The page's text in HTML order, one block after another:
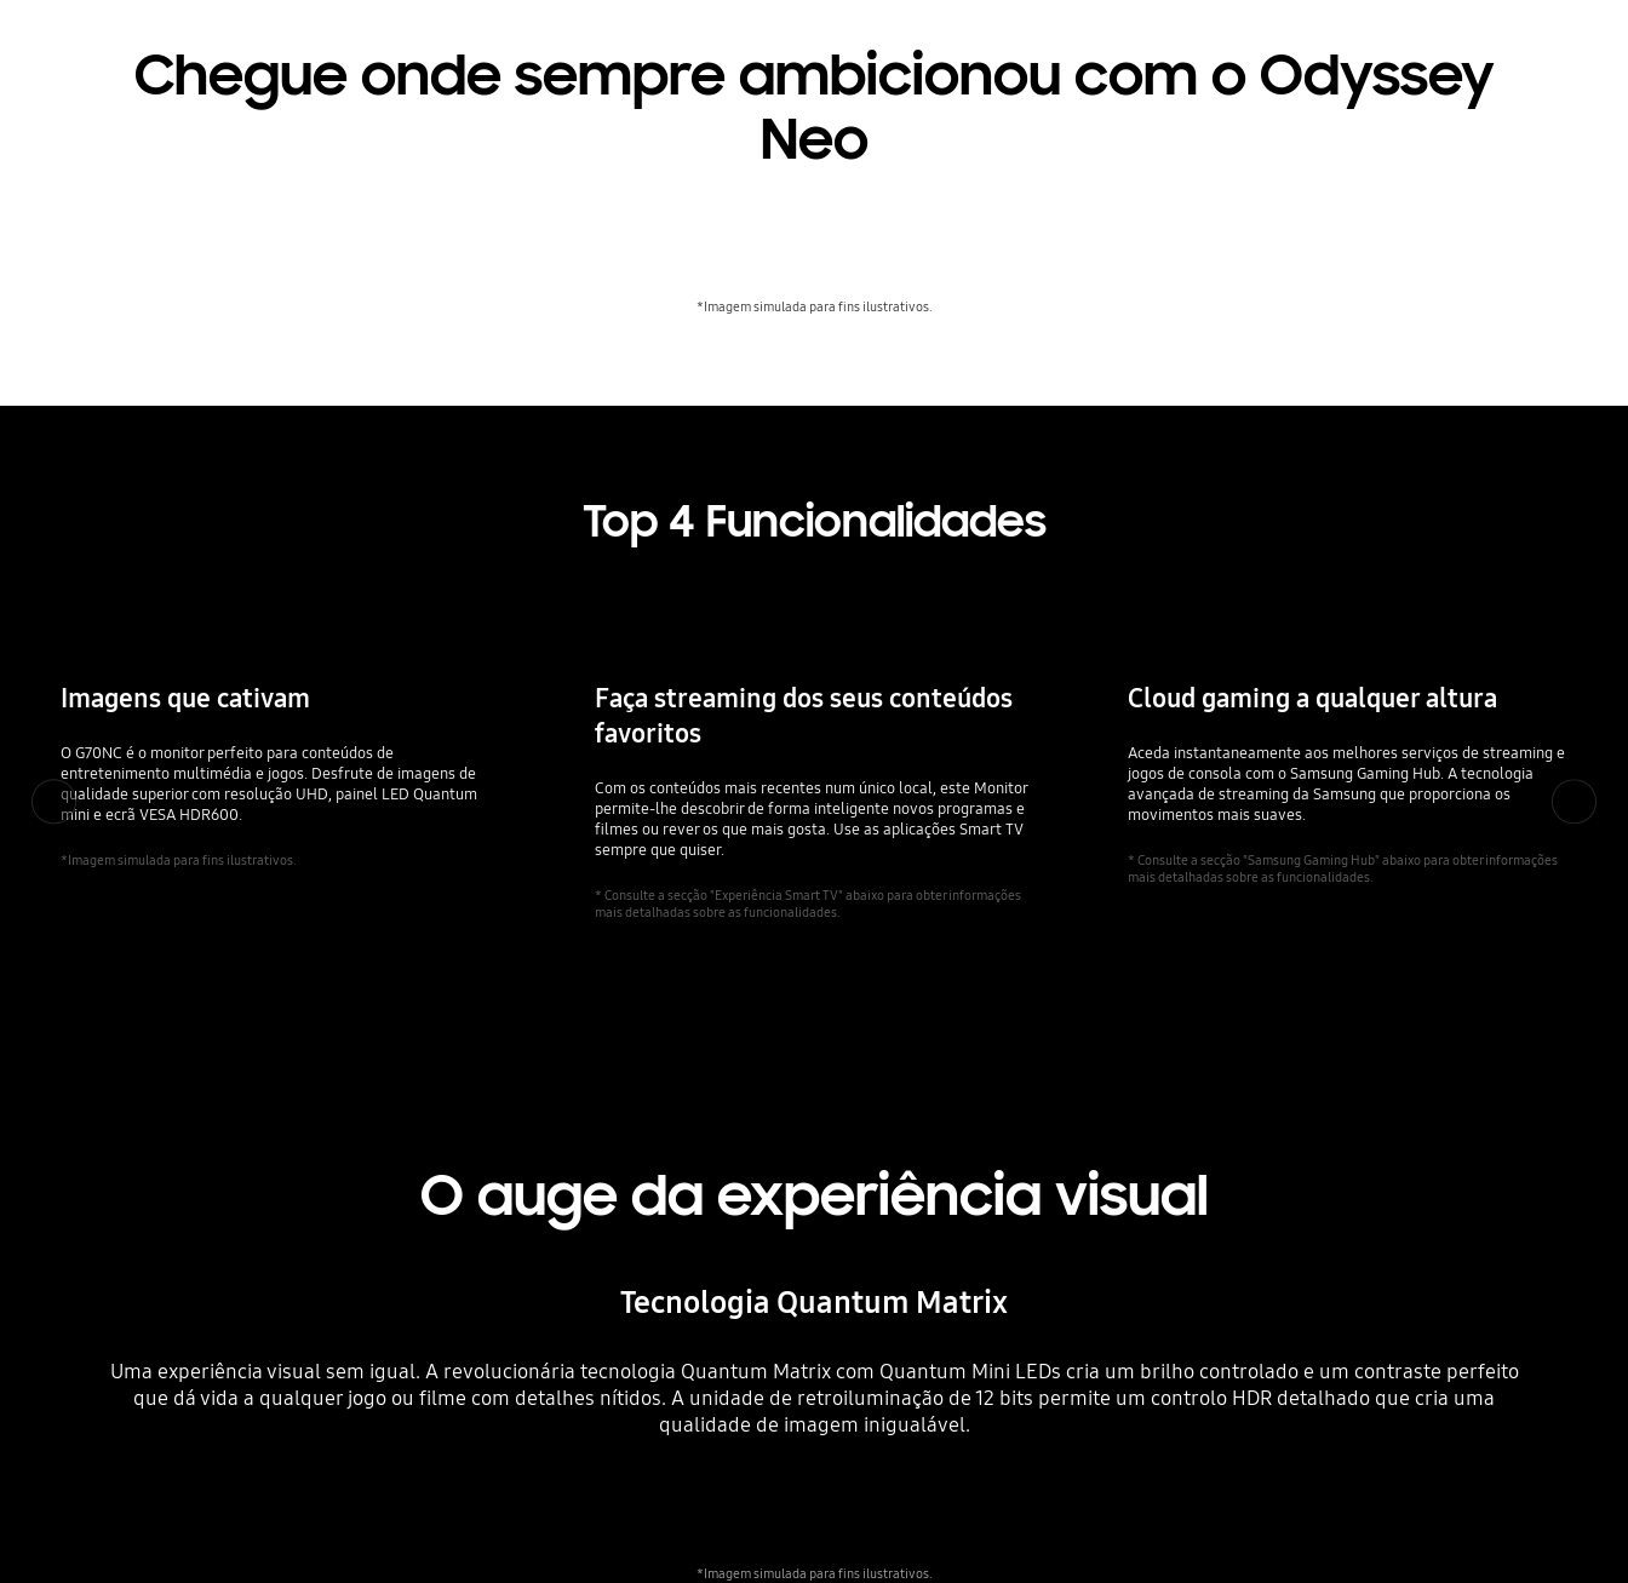
Chegue onde sempre ambicionou com o Odyssey
Neo
*Imagem simulada para fins ilustrativos.
Top 4 Funcionalidades
Imagens que cativam
O G70NC é o monitor perfeito para conteúdos de
entretenimento multimédia e jogos. Desfrute de imagens de
qualidade superior com resolução UHD, painel LED Quantum
mini e ecrã VESA HDR600.
*Imagem simulada para fins ilustrativos.
Faça streaming dos seus conteúdos
favoritos
Com os conteúdos mais recentes num único local, este Monitor
permite-lhe descobrir de forma inteligente novos programas e
filmes ou rever os que mais gosta. Use as aplicações Smart TV
sempre que quiser.
* Consulte a secção "Experiência Smart TV" abaixo para obter informações
mais detalhadas sobre as funcionalidades.
Cloud gaming a qualquer altura
Aceda instantaneamente aos melhores serviços de streaming e
jogos de consola com o Samsung Gaming Hub. A tecnologia
avançada de streaming da Samsung que proporciona os
movimentos mais suaves.
* Consulte a secção "Samsung Gaming Hub" abaixo para obter informações
mais detalhadas sobre as funcionalidades.
O auge da experiência visual
Tecnologia Quantum Matrix
Uma experiência visual sem igual. A revolucionária tecnologia Quantum Matrix com Quantum Mini LEDs cria um brilho controlado e um contraste perfeito
que dá vida a qualquer jogo ou filme com detalhes nítidos. A unidade de retroiluminação de 12 bits permite um controlo HDR detalhado que cria uma
qualidade de imagem inigualável.
*Imagem simulada para fins ilustrativos.